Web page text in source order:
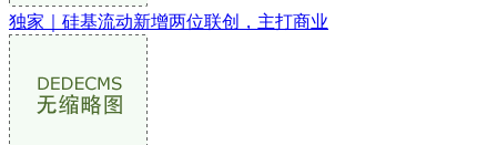
独家｜硅基流动新增两位联创，主打商业